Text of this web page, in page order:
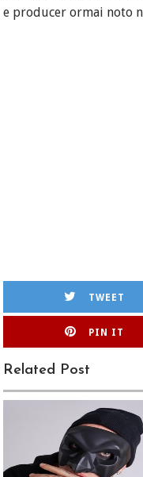
e producer ormai noto
TWEET
PIN IT
Related Post